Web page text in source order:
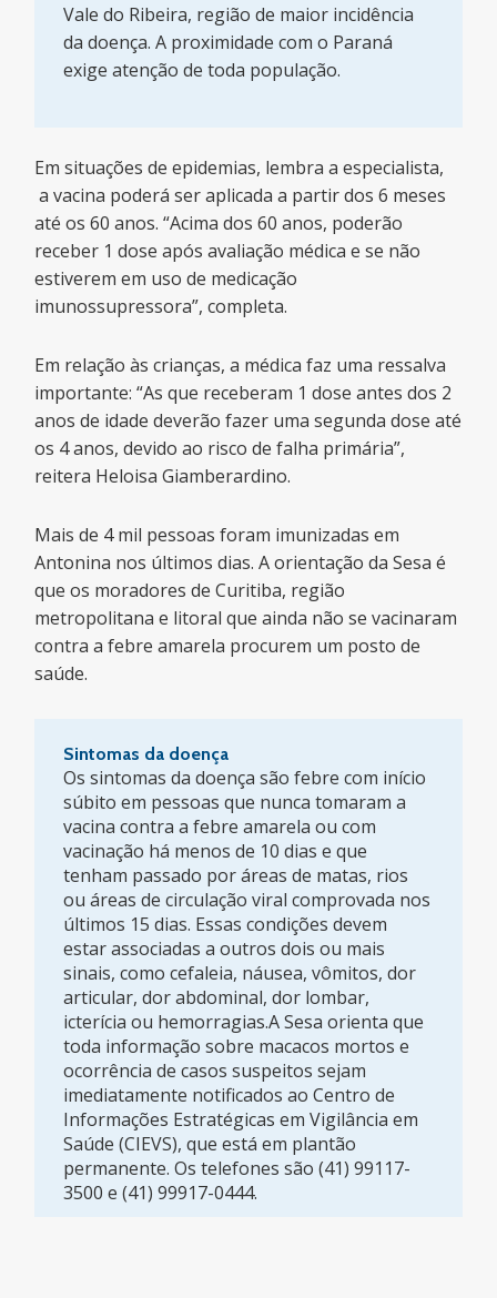
Vale do Ribeira, região de maior incidência
da doença. A proximidade com o Paraná
exige atenção de toda população.
Em situações de epidemias, lembra a especialista,
a vacina poderá ser aplicada a partir dos 6 meses
até os 60 anos. “Acima dos 60 anos, poderão
receber 1 dose após avaliação médica e se não
estiverem em uso de medicação
imunossupressora”, completa.
Em relação às crianças, a médica faz uma ressalva
importante: “As que receberam 1 dose antes dos 2
anos de idade deverão fazer uma segunda dose até
os 4 anos, devido ao risco de falha primária”,
reitera Heloisa Giamberardino.
Mais de 4 mil pessoas foram imunizadas em
Antonina nos últimos dias. A orientação da Sesa é
que os moradores de Curitiba, região
metropolitana e litoral que ainda não se vacinaram
contra a febre amarela procurem um posto de
saúde.
Sintomas da doença
Os sintomas da doença são febre com início
súbito em pessoas que nunca tomaram a
vacina contra a febre amarela ou com
vacinação há menos de 10 dias e que
tenham passado por áreas de matas, rios
ou áreas de circulação viral comprovada nos
últimos 15 dias. Essas condições devem
estar associadas a outros dois ou mais
sinais, como cefaleia, náusea, vômitos, dor
articular, dor abdominal, dor lombar,
icterícia ou hemorragias.A Sesa orienta que
toda informação sobre macacos mortos e
ocorrência de casos suspeitos sejam
imediatamente notificados ao Centro de
Informações Estratégicas em Vigilância em
Saúde (CIEVS), que está em plantão
permanente. Os telefones são (41) 99117-
3500 e (41) 99917-0444.